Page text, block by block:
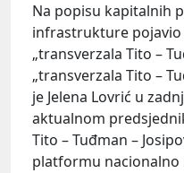
Na popisu kapitalnih
infrastrukture pojavio
„transverzala Tito –
„transverzala Tito –
je Jelena Lovrić u
aktualnom
Tito – Tuđman –
platformu